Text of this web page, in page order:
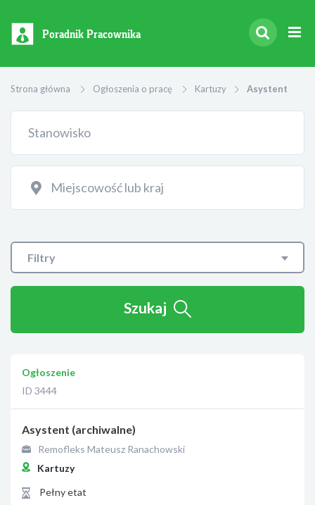
Poradnik Pracownika
Strona główna Ogłoszenia o pracę Kartuzy Asystent
Filtry
Szukaj
Ogłoszenie
ID 3444
Asystent (archiwalne)
Remofleks Mateusz Ranachowski
Kartuzy
Pełny etat